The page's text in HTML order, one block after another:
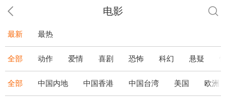
电影
最新 最热
全部 动作 爱情 喜剧 恐怖 科幻 悬疑
全部 中国内地 中国香港 中国台湾 美国 欧洲